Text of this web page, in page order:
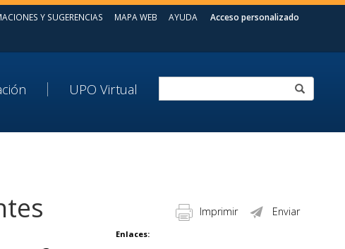
Acceso personalizado
Y SUGERENCIAS MAPA WEB AYUDA
UPO Virtual
Enviar
Imprimir
Enlaces: